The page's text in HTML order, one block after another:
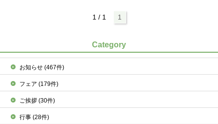
1 / 1 1
Category
お知らせ(467件)
フェア(179件)
ご挨拶(30件)
行事(28件)